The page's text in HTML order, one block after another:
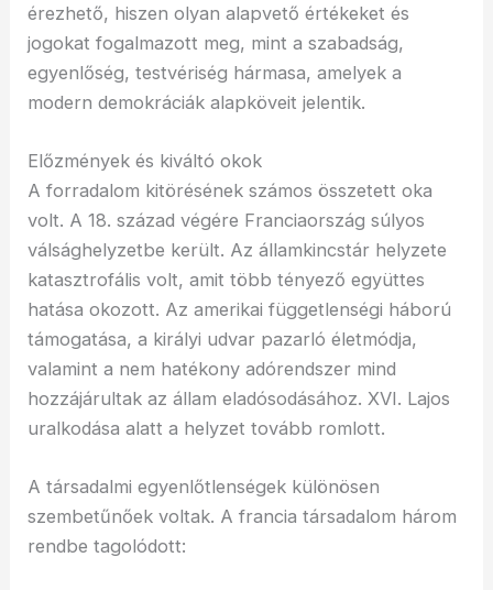
érezhető, hiszen olyan alapvető értékeket és
jogokat fogalmazott meg, mint a szabadság,
egyenlőség, testvériség hármasa, amelyek a
modern demokráciák alapköveit jelentik.
Előzmények és kiváltó okok
A forradalom kitörésének számos összetett oka
volt. A 18. század végére Franciaország súlyos
válsághelyzetbe került. Az államkincstár helyzete
katasztrofális volt, amit több tényező együttes
hatása okozott. Az amerikai függetlenségi háború
támogatása, a királyi udvar pazarló életmódja,
valamint a nem hatékony adórendszer mind
hozzájárultak az állam eladósodásához. XVI. Lajos
uralkodása alatt a helyzet tovább romlott.
A társadalmi egyenlőtlenségek különösen
szembetűnőek voltak. A francia társadalom három
rendbe tagolódott: